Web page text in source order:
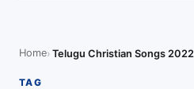
Home Telugu Christian Songs 2022
TAG